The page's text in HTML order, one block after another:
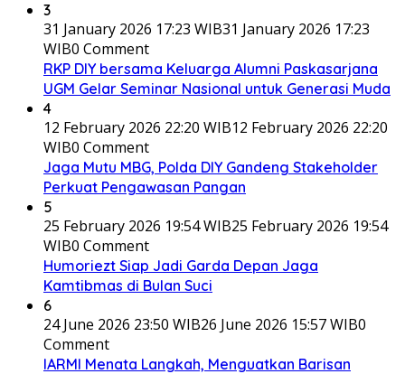
3
31 January 2026 17:23 WIB31 January 2026 17:23
WIB0 Comment
RKP DIY bersama Keluarga Alumni Paskasarjana
UGM Gelar Seminar Nasional untuk Generasi Muda
4
12 February 2026 22:20 WIB12 February 2026 22:20
WIB0 Comment
Jaga Mutu MBG, Polda DIY Gandeng Stakeholder
Perkuat Pengawasan Pangan
5
25 February 2026 19:54 WIB25 February 2026 19:54
WIB0 Comment
Humoriezt Siap Jadi Garda Depan Jaga
Kamtibmas di Bulan Suci
6
24 June 2026 23:50 WIB26 June 2026 15:57 WIB0
Comment
IARMI Menata Langkah, Menguatkan Barisan